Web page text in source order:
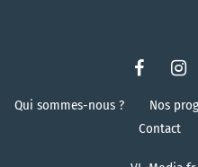
Qui sommes-nous ? Nos
Contact